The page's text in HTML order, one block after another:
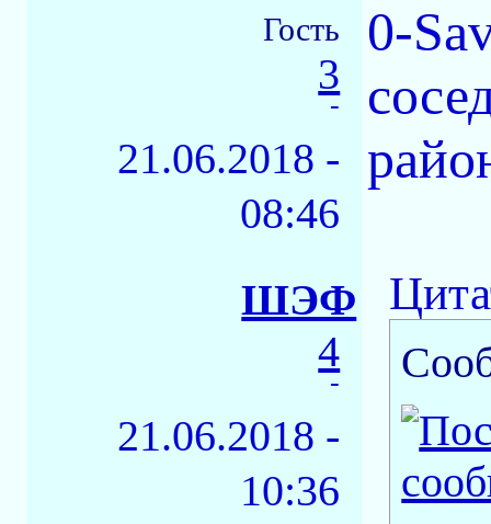
Гость
3
-
21.06.2018 -
08:46
0-
ШЭФ
4
-
21.06.2018 -
10:36